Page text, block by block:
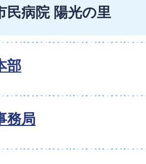
民病院 陽光の里
部
務局